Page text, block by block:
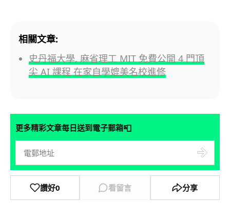
相關文章:
史丹福大學, 麻省理工 MIT 免費公開 4 門頂
尖 AI 課程 在家自學媲美名校進修
更多精彩文章每日送到電子郵箱📮
讚好0 看留言 分享